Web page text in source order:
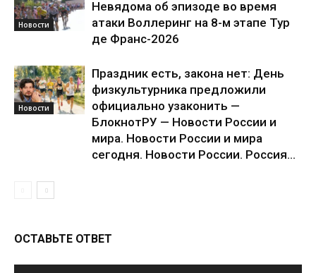
Новости
Невядома об эпизоде во время
атаки Воллеринг на 8-м этапе Тур
де Франс-2026
Новости
Праздник есть, закона нет: День
физкультурника предложили
официально узаконить —
БлокнотРУ — Новости России и
мира. Новости России и мира
сегодня. Новости России. Россия...
ОСТАВЬТЕ ОТВЕТ